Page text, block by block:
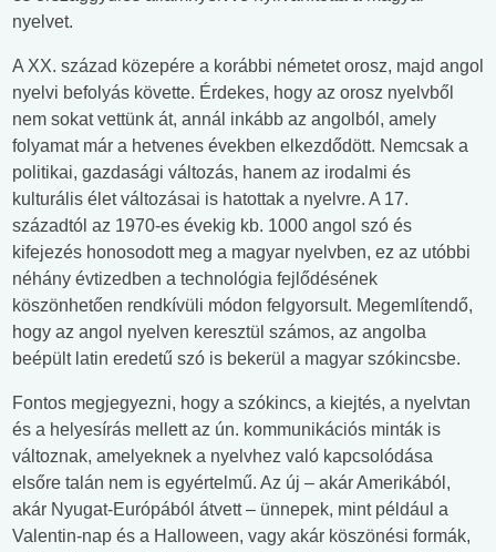
nyelvet.
A XX. század közepére a korábbi németet orosz, majd angol
nyelvi befolyás követte. Érdekes, hogy az orosz nyelvből
nem sokat vettünk át, annál inkább az angolból, amely
folyamat már a hetvenes években elkezdődött. Nemcsak a
politikai, gazdasági változás, hanem az irodalmi és
kulturális élet változásai is hatottak a nyelvre. A 17.
századtól az 1970-es évekig kb. 1000 angol szó és
kifejezés honosodott meg a magyar nyelvben, ez az utóbbi
néhány évtizedben a technológia fejlődésének
köszönhetően rendkívüli módon felgyorsult. Megemlítendő,
hogy az angol nyelven keresztül számos, az angolba
beépült latin eredetű szó is bekerül a magyar szókincsbe.
Fontos megjegyezni, hogy a szókincs, a kiejtés, a nyelvtan
és a helyesírás mellett az ún. kommunikációs minták is
változnak, amelyeknek a nyelvhez való kapcsolódása
elsőre talán nem is egyértelmű. Az új – akár Amerikából,
akár Nyugat-Európából átvett – ünnepek, mint például a
Valentin-nap és a Halloween, vagy akár köszönési formák,